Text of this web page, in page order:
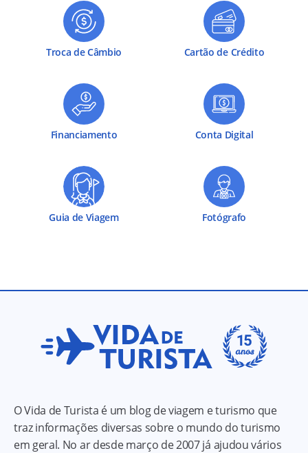
Troca de Câmbio Cartão de Crédito
Financiamento Conta Digital
Guia de Viagem Fotógrafo
O Vida de Turista é um blog de viagem e turismo que
traz informações diversas sobre o mundo do turismo
em geral. No ar desde março de 2007 já ajudou vários